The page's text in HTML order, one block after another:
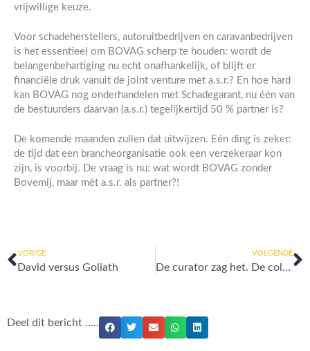
vrijwillige keuze.
Voor schadeherstellers, autoruitbedrijven en caravanbedrijven
is het essentieel om BOVAG scherp te houden: wordt de
belangenbehartiging nu echt onafhankelijk, of blijft er
financiële druk vanuit de joint venture met a.s.r.? En hoe hard
kan BOVAG nog onderhandelen met Schadegarant, nu één van
de bestuurders daarvan (a.s.r.) tegelijkertijd 50 % partner is?
De komende maanden zullen dat uitwijzen. Eén ding is zeker:
de tijd dat een brancheorganisatie ook een verzekeraar kon
zijn, is voorbij. De vraag is nu: wat wordt BOVAG zonder
Bovemij, maar mét a.s.r. als partner?!
Vorige
VORIGE
David versus Goliath
VOLGENDE
De curator zag het. De columnist ziet het. Maar wie handelt er?
Deel dit bericht .....